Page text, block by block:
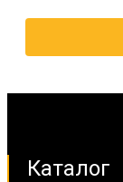
Каталог